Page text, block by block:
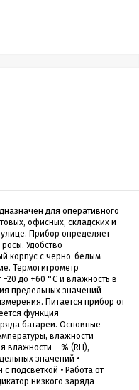
для оперативного
офисных, складских и
Прибор определяет
Удобство
корпус с черно-белым
Термогигрометр
до +60 °C и влажность в
предельных значений
Питается прибор от
функция
батареи. Основные
влажности
влажности – % (RH),
значений •
подсветкой • Работа от
низкого заряда